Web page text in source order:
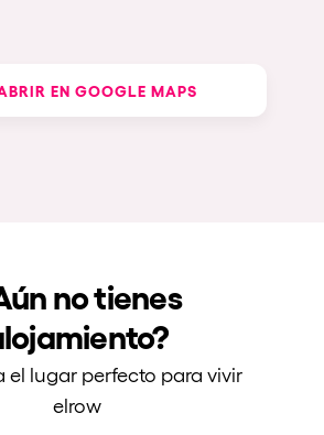
EN GOOGLE MAPS
no tienes
el lugar perfecto para vivir
elrow